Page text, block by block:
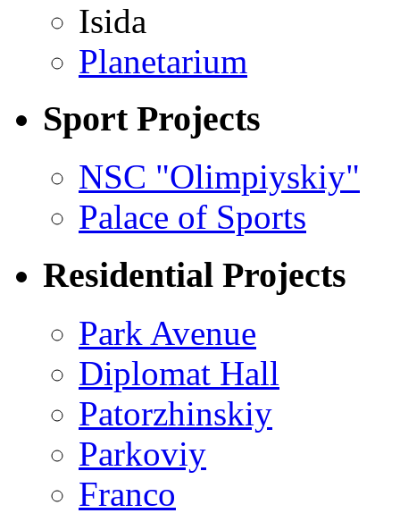
Isida
Planetarium
Sport Projects
NSC "Olimpiyskiy"
Palace of Sports
Residential Projects
Park Avenue
Diplomat Hall
Patorzhinskiy
Parkoviy
Franco